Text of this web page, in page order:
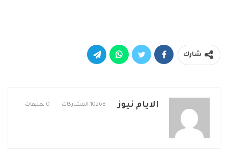
شارك
الايام نيوز 10268 المشاركات 0 تعليقات